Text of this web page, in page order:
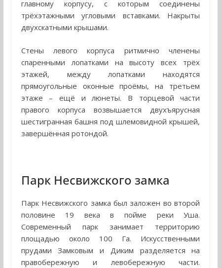
главному корпусу, с которым соединены
трёхэтажными угловыми вставками. Накрыты
двухскатными крышами.
Стены левого корпуса ритмично членены
спаренными лопатками на высоту всех трёх
этажей, между лопатками находятся
прямоугольные оконные проёмы, на третьем
этаже – ещё и люнеты. В торцевой части
правого корпуса возвышается двухъярусная
шестигранная башня под шлемовидной крышей,
завершённая ротондой.
Парк Несвижского замка
Парк Несвижского замка был заложен во второй
половине 19 века в пойме реки Уша.
Современный парк занимает территорию
площадью около 100 Га. Искусственными
прудами Замковым и Диким разделяется на
правобережную и левобережную части.